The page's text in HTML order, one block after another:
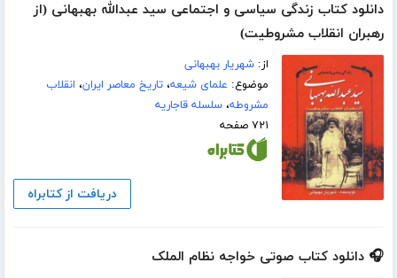
دانلود کتاب زندگی سیاسی و اجتماعی سید عبدالله بهبهانی (از
رهبران انقلاب مشروطیت)
از:شهریار بهبهانی
موضوع: علمای شیعه،تاریخ معاصر ایران، انقلاب
مشروطه،سلسله قاجاریه
۷۲۱ صفحه
دریافت از کتابراه
🎧 دانلود کتاب صوتی خواجه نظام الملک